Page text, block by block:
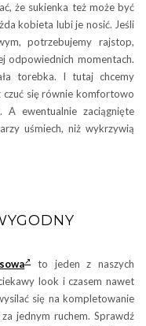
że sukienka też może być
kobieta lubi je nosić. Jeśli
potrzebujemy rajstop,
odpowiednich momentach.
torebka. I tutaj chcemy
czuć się równie komfortowo
ewentualnie zaciągnięte
uśmiech, niż wykrzywią
to jeden z naszych
look i czasem nawet
się na kompletowanie
jednym ruchem. Sprawdź